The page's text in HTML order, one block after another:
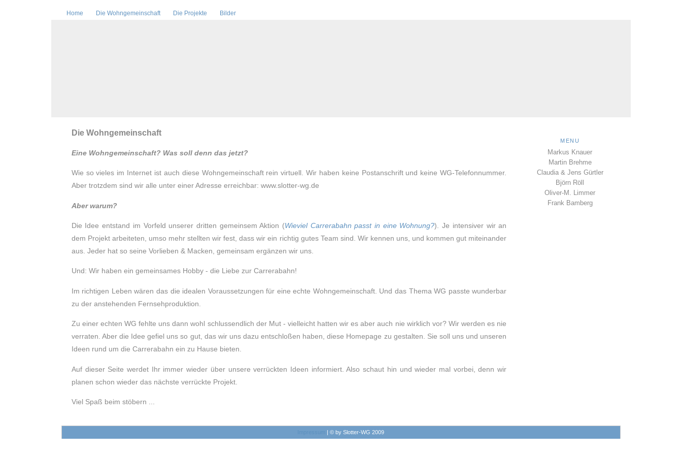
Home Die Wohngemeinschaft Die Projekte Bilder
MENU
Markus Knauer
Martin Brehme
Claudia & Jens Gürtler
Björn Röll
Oliver-M. Limmer
Frank Bamberg
Die Wohngemeinschaft
Eine Wohngemeinschaft? Was soll denn das jetzt?
Wie so vieles im Internet ist auch diese Wohngemeinschaft rein virtuell. Wir haben keine Postanschrift und keine WG-Telefonnummer.
Aber trotzdem sind wir alle unter einer Adresse erreichbar: www.slotter-wg.de
Aber warum?
Die Idee entstand im Vorfeld unserer dritten gemeinsem Aktion (Wieviel Carrerabahn passt in eine Wohnung?). Je intensiver wir an
dem Projekt arbeiteten, umso mehr stellten wir fest, dass wir ein richtig gutes Team sind. Wir kennen uns, und kommen gut miteinander
aus. Jeder hat so seine Vorlieben & Macken, gemeinsam ergänzen wir uns.
Und: Wir haben ein gemeinsames Hobby - die Liebe zur Carrerabahn!
Im richtigen Leben wären das die idealen Voraussetzungen für eine echte Wohngemeinschaft. Und das Thema WG passte wunderbar
zu der anstehenden Fernsehproduktion.
Zu einer echten WG fehlte uns dann wohl schlussendlich der Mut - vielleicht hatten wir es aber auch nie wirklich vor? Wir werden es nie
verraten. Aber die Idee gefiel uns so gut, das wir uns dazu entschloßen haben, diese Homepage zu gestalten. Sie soll uns und unseren
Ideen rund um die Carrerabahn ein zu Hause bieten.
Auf dieser Seite werdet Ihr immer wieder über unsere verrückten Ideen informiert. Also schaut hin und wieder mal vorbei, denn wir
planen schon wieder das nächste verrückte Projekt.
Viel Spaß beim stöbern ...
| © by Slotter-WG 2009